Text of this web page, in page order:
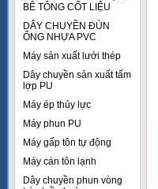
BÊ TÔNG CỐT LIỆU
DÂY CHUYỀN ĐÙN
ỐNG NHỰA PVC
Máy sản xuất lưới thép
Dây chuyền sản xuất tấm
lợp PU
Máy ép thủy lực
Máy phun PU
Máy gấp tôn tự động
Máy cán tôn lạnh
Dây chuyền phun vòng